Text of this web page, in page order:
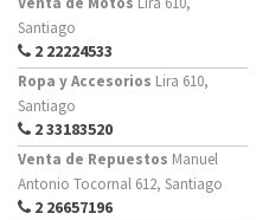
Santiago
2 22224533
Ropa y Accesorios Lira 610,
Santiago
2 33183520
Venta de Repuestos Manuel
Antonio Tocornal 612, Santiago
2 26657196